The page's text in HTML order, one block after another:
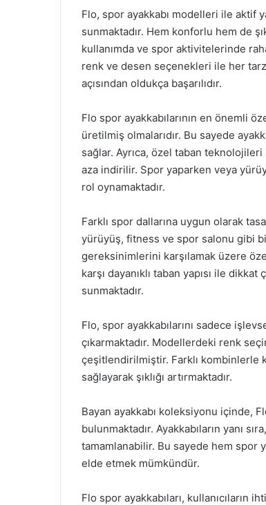
Flo, spor ayakkabı modelleri ile aktif
sunmaktadır. Hem konforlu hem de
kullanımda ve spor aktivitelerinde
renk ve desen seçenekleri ile her
açısından oldukça başarılıdır.
Flo spor ayakkabılarının en önemli
üretilmiş olmalarıdır. Bu sayede
sağlar. Ayrıca, özel taban
aza indirilir. Spor yaparken veya
rol oynamaktadır.
Farklı spor dallarına uygun olarak
yürüyüş, fitness ve spor salonu gibi
gereksinimlerini karşılamak üzere
karşı dayanıklı taban yapısı ile
sunmaktadır.
Flo, spor ayakkabılarını sadece
çıkarmaktadır. Modellerdeki renk
çeşitlendirilmiştir. Farklı kombinlerle
sağlayarak şıklığı artırmaktadır.
Bayan ayakkabı koleksiyonu içinde,
bulunmaktadır. Ayakkabıların yanı
tamamlanabilir. Bu sayede hem spor
elde etmek mümkündür.
Flo spor ayakkabıları, kullanıcıların